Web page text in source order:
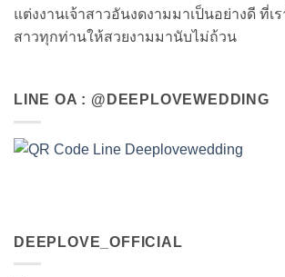
แต่งงานเจ้าสาวอันงดงามมาเป็นอย่างดี ที่เ
สาวทุกท่านให้สวยงามมานับไม่ถ้วน
LINE OA : @DEEPLOVEWEDDING
DEEPLOVE_OFFICIAL